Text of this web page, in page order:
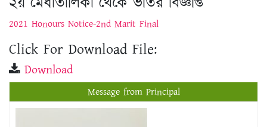
Click For Download File:
Download
Message from Principal